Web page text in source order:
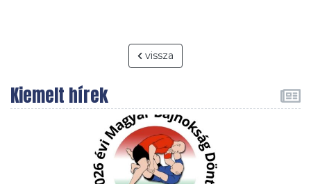
vissza
Kiemelt hírek